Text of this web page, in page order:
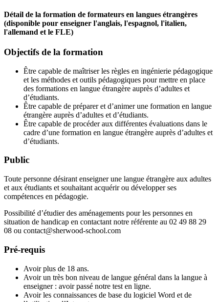
Détail de la formation de formateurs en langues étrangères
(disponible pour enseigner l'anglais, l'espagnol, l'italien,
l'allemand et le FLE)
Objectifs de la formation
Être capable de maîtriser les règles en ingénierie pédagogique
et les méthodes et outils pédagogiques pour mettre en place
des formations en langue étrangère auprès d’adultes et
d’étudiants.
Être capable de préparer et d’animer une formation en langue
étrangère auprès d’adultes et d’étudiants.
Être capable de procéder aux différentes évaluations dans le
cadre d’une formation en langue étrangère auprès d’adultes et
d’étudiants.
Public
Toute personne désirant enseigner une langue étrangère aux adultes
et aux étudiants et souhaitant acquérir ou développer ses
compétences en pédagogie.
Possibilité d’étudier des aménagements pour les personnes en
situation de handicap en contactant notre référente au 02 49 88 29
08 ou contact@sherwood-school.com
Pré-requis
Avoir plus de 18 ans.
Avoir un très bon niveau de langue général dans la langue à
enseigner : avoir passé notre test en ligne.
Avoir les connaissances de base du logiciel Word et de